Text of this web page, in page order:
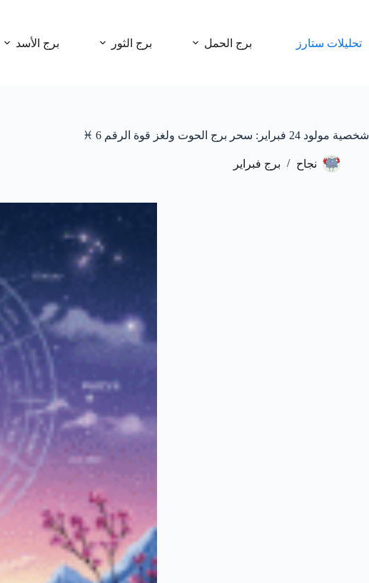
تحليلات ستارز برج الحمل برج الثور برج الأسد
شخصية مولود 24 فبراير: سحر برج الحوت ولغز قوة الرقم 6 ♓️
نجاح برج فبراير